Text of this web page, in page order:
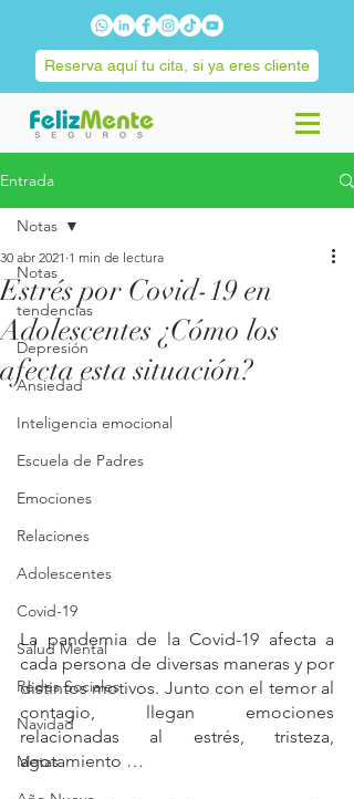
Reserva aquí tu cita, si ya eres cliente
Entrada
Notas
tendencias
Depresión
Ansiedad
Inteligencia emocional
Escuela de Padres
Emociones
Relaciones
Adolescentes
Covid-19
Salud Mental
Redes Sociales
Navidad
Metas
Notas
Estrés por Covid-19 en
Adolescentes ¿Cómo los
afecta esta situación?
30 abr 2021 1 min de lectura
La pandemia de la Covid-19 afecta a
cada persona de diversas maneras y por
distintos motivos. Junto con el temor al
contagio, llegan emociones
relacionadas al estrés, tristeza,
agotamiento …